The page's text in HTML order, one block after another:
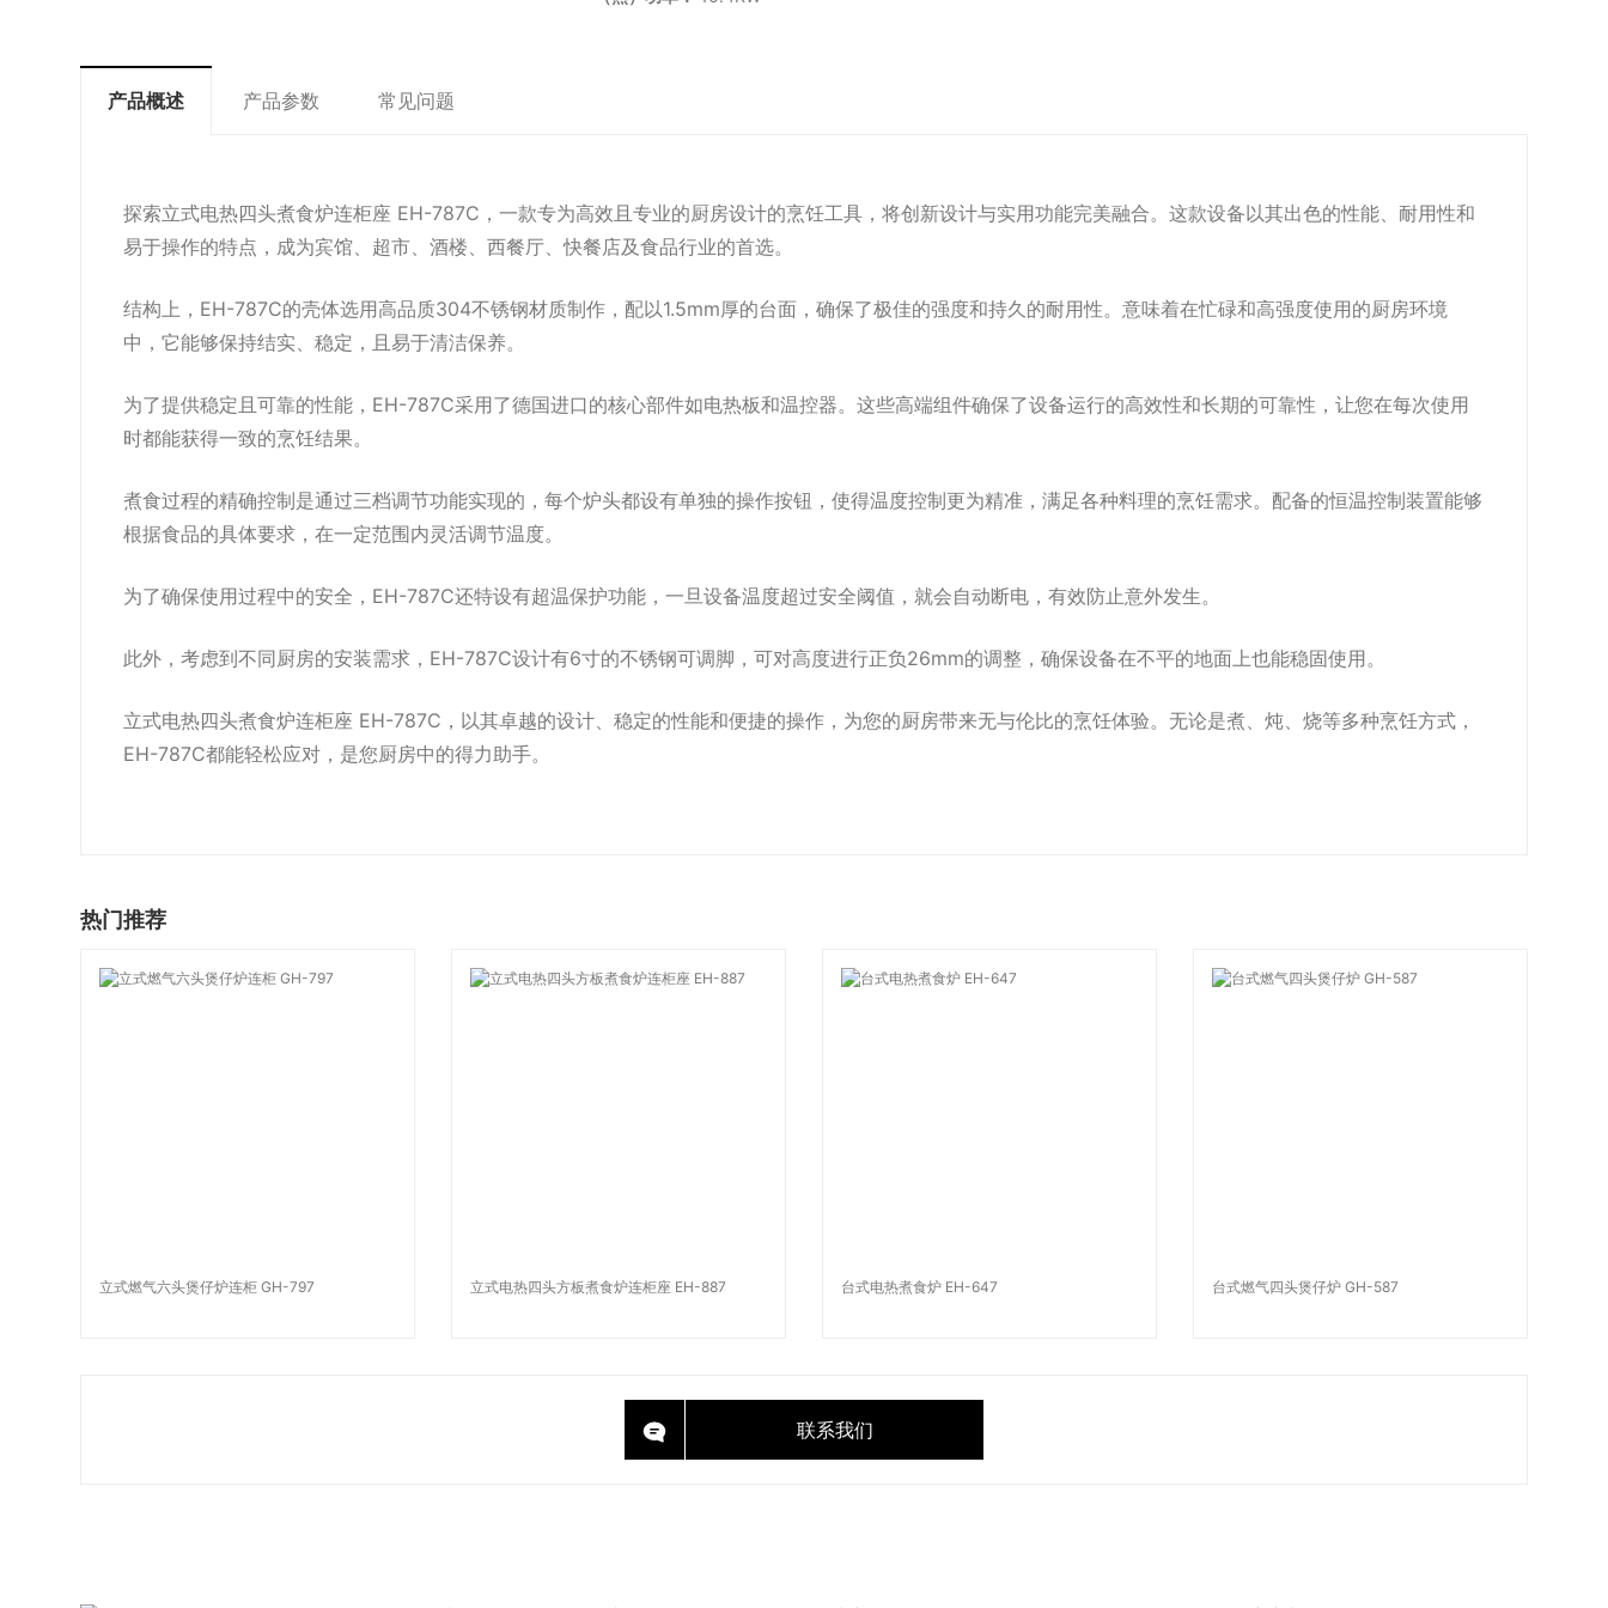
产品概述 产品参数 常见问题
探索立式电热四头煮食炉连柜座 EH-787C，一款专为高效且专业的厨房设计的烹饪工具，将创新设计与实用功能完美融合。这款设备以其出色的性能、耐用性和
易于操作的特点，成为宾馆、超市、酒楼、西餐厅、快餐店及食品行业的首选。
结构上，EH-787C的壳体选用高品质304不锈钢材质制作，配以1.5mm厚的台面，确保了极佳的强度和持久的耐用性。意味着在忙碌和高强度使用的厨房环境
中，它能够保持结实、稳定，且易于清洁保养。
为了提供稳定且可靠的性能，EH-787C采用了德国进口的核心部件如电热板和温控器。这些高端组件确保了设备运行的高效性和长期的可靠性，让您在每次使用
时都能获得一致的烹饪结果。
煮食过程的精确控制是通过三档调节功能实现的，每个炉头都设有单独的操作按钮，使得温度控制更为精准，满足各种料理的烹饪需求。配备的恒温控制装置能够
根据食品的具体要求，在一定范围内灵活调节温度。
为了确保使用过程中的安全，EH-787C还特设有超温保护功能，一旦设备温度超过安全阈值，就会自动断电，有效防止意外发生。
此外，考虑到不同厨房的安装需求，EH-787C设计有6寸的不锈钢可调脚，可对高度进行正负26mm的调整，确保设备在不平的地面上也能稳固使用。
立式电热四头煮食炉连柜座 EH-787C，以其卓越的设计、稳定的性能和便捷的操作，为您的厨房带来无与伦比的烹饪体验。无论是煮、炖、烧等多种烹饪方式，
EH-787C都能轻松应对，是您厨房中的得力助手。
热门推荐
立式燃气六头煲仔炉连柜 GH-797 立式电热四头方板煮食炉连柜座 EH-887 台式电热煮食炉 EH-647 台式燃气四头煲仔炉 GH-587
联系我们